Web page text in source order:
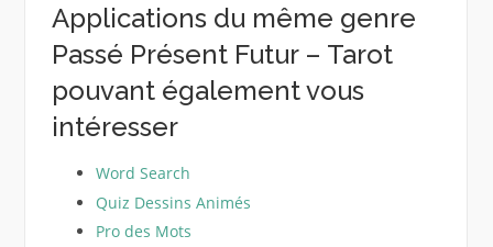
Applications du même genre
Passé Présent Futur – Tarot
pouvant également vous
intéresser
Word Search
Quiz Dessins Animés
Pro des Mots